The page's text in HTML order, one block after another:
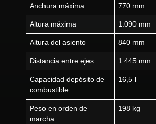
Anchura máxima 770 mm
Altura máxima 1.090 mm
Altura del asiento 840 mm
Distancia entre ejes 1.445 mm
Capacidad depósito de
combustible
16,5 l
Peso en orden de
marcha
198 kg